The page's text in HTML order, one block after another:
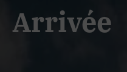
Arrivée